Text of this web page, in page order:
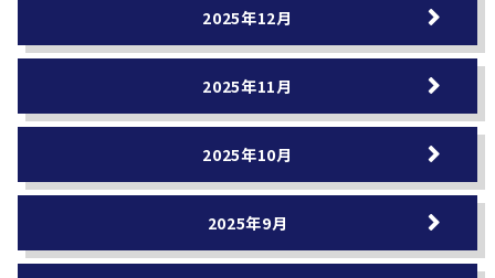
2025年12月
2025年11月
2025年10月
2025年9月